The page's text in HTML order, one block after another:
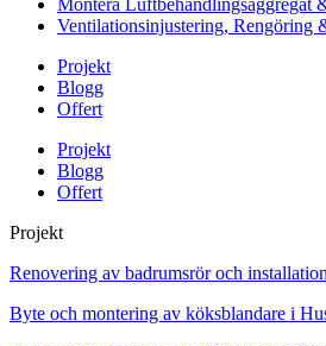
Ventilationsinjustering, Rengöring
Projekt
Blogg
Offert
Projekt
Blogg
Offert
Projekt
Renovering av badrumsrör och
Byte och montering av köksblandare i